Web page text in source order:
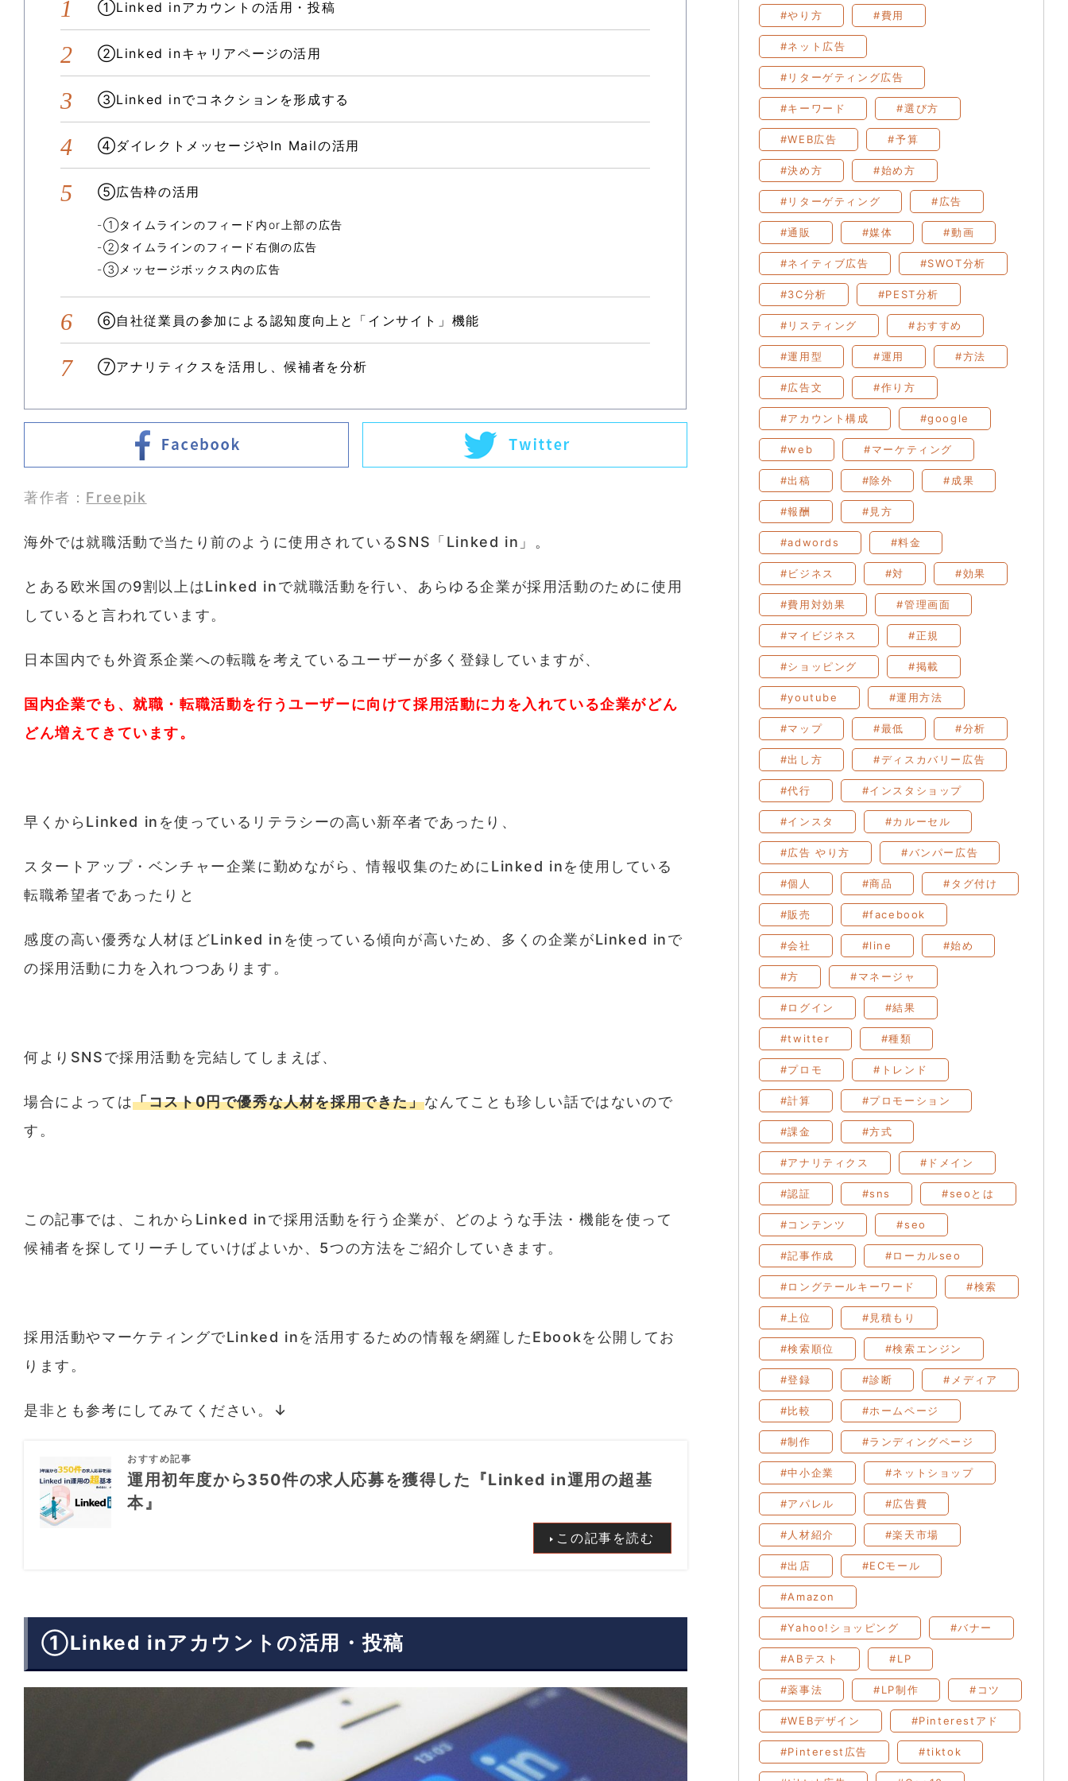
①Linked inアカウントの活用・投稿
②Linked inキャリアページの活用
③Linked inでコネクションを形成する
④ダイレクトメッセージやIn Mailの活用
⑤広告枠の活用
①タイムラインのフィード内or上部の広告
②タイムラインのフィード右側の広告
③メッセージボックス内の広告
⑥自社従業員の参加による認知度向上と「インサイト」機能
⑦アナリティクスを活用し、候補者を分析
著作者： Freepik
海外では就職活動で当たり前のように使用されているSNS「Linked in」。
とある欧米国の9割以上はLinked inで就職活動を行い、あらゆる企業が採用活動のために使用
していると言われています。
日本国内でも外資系企業への転職を考えているユーザーが多く登録していますが、
国内企業でも、就職・転職活動を行うユーザーに向けて採用活動に力を入れている企業がどん
どん増えてきています。
早くからLinked inを使っているリテラシーの高い新卒者であったり、
スタートアップ・ベンチャー企業に勤めながら、情報収集のためにLinked inを使用している
転職希望者であったりと
感度の高い優秀な人材ほどLinked inを使っている傾向が高いため、多くの企業がLinked inで
の採用活動に力を入れつつあります。
何よりSNSで採用活動を完結してしまえば、
場合によっては「コスト0円で優秀な人材を採用できた」なんてことも珍しい話ではないので
す。
この記事では、これからLinked inで採用活動を行う企業が、どのような手法・機能を使って
候補者を探してリーチしていけばよいか、5つの方法をご紹介していきます。
採用活動やマーケティングでLinked inを活用するための情報を網羅したEbookを公開してお
ります。
是非とも参考にしてみてください。↓
おすすめ記事
運用初年度から350件の求人応募を獲得した『Linked in運用の超基
本』
この記事を読む
①Linked inアカウントの活用・投稿
#やり方 #費用
#ネット広告
#リターゲティング広告
#キーワード #選び方
#WEB広告 #予算
#決め方 #始め方
#リターゲティング #広告
#通販 #媒体 #動画
#ネイティブ広告 #SWOT分析
#3C分析 #PEST分析
#リスティング #おすすめ
#運用型 #運用 #方法
#広告文 #作り方
#アカウント構成 #google
#web #マーケティング
#出稿 #除外 #成果
#報酬 #見方
#adwords #料金
#ビジネス #対 #効果
#費用対効果 #管理画面
#マイビジネス #正規
#ショッピング #掲載
#youtube #運用方法
#マップ #最低 #分析
#出し方 #ディスカバリー広告
#代行 #インスタショップ
#インスタ #カルーセル
#広告 やり方 #バンパー広告
#個人 #商品 #タグ付け
#販売 #facebook
#会社 #line #始め
#方 #マネージャ
#ログイン #結果
#twitter #種類
#プロモ #トレンド
#計算 #プロモーション
#課金 #方式
#アナリティクス #ドメイン
#認証 #sns #seoとは
#コンテンツ #seo
#記事作成 #ローカルseo
#ロングテールキーワード #検索
#上位 #見積もり
#検索順位 #検索エンジン
#登録 #診断 #メディア
#比較 #ホームページ
#制作 #ランディングページ
#中小企業 #ネットショップ
#アパレル #広告費
#人材紹介 #楽天市場
#出店 #ECモール
#Amazon
#Yahoo!ショッピング #バナー
#ABテスト #LP
#薬事法 #LP制作 #コツ
#WEBデザイン #Pinterestアド
#Pinterest広告 #tiktok